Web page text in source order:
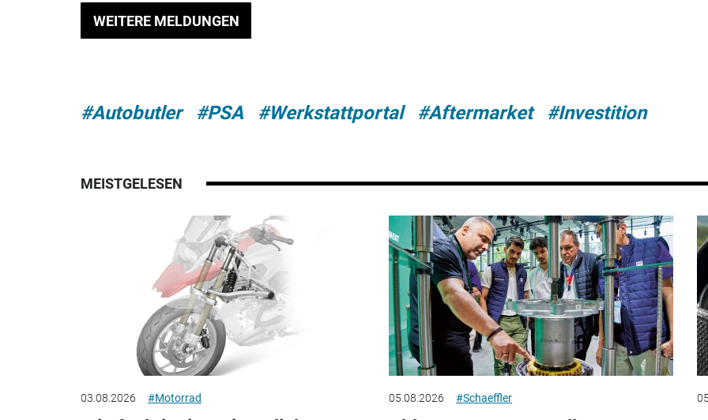
WEITERE MELDUNGEN
#Autobutler #PSA #Werkstattportal #Aftermarket #Investition
MEISTGELESEN
03.08.2026 #Motorrad 05.08.2026 #Schaeffler